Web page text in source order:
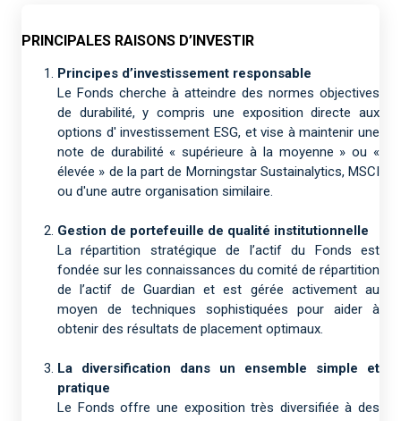
PRINCIPALES RAISONS D’INVESTIR
Principes d’investissement responsable
Le Fonds cherche à atteindre des normes objectives
de durabilité, y compris une exposition directe aux
options d' investissement ESG, et vise à maintenir une
note de durabilité « supérieure à la moyenne » ou «
élevée » de la part de Morningstar Sustainalytics, MSCI
ou d'une autre organisation similaire.
Gestion de portefeuille de qualité institutionnelle
La répartition stratégique de l’actif du Fonds est
fondée sur les connaissances du comité de répartition
de l’actif de Guardian et est gérée activement au
moyen de techniques sophistiquées pour aider à
obtenir des résultats de placement optimaux.
La diversification dans un ensemble simple et
pratique
Le Fonds offre une exposition très diversifiée à des